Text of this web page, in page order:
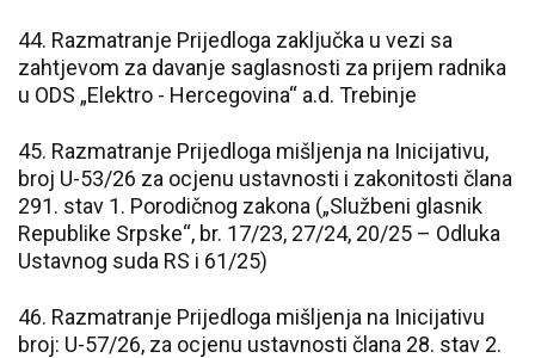
44. Razmatranje Prijedloga zaključka u vezi sa
zahtjevom za davanje saglasnosti za prijem radnika
u ODS „Elektro - Hercegovina“ a.d. Trebinje
45. Razmatranje Prijedloga mišljenja na Inicijativu,
broj U-53/26 za ocjenu ustavnosti i zakonitosti člana
291. stav 1. Porodičnog zakona („Službeni glasnik
Republike Srpske“, br. 17/23, 27/24, 20/25 – Odluka
Ustavnog suda RS i 61/25)
46. Razmatranje Prijedloga mišljenja na Inicijativu
broj: U-57/26, za ocjenu ustavnosti člana 28. stav 2.